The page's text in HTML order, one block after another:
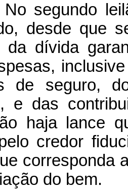
No segundo
desde que
da dívida
de seguro,
e das
haja lance
credor
corresponda
do bem.